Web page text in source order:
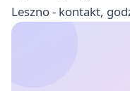
Leszno - kontakt,